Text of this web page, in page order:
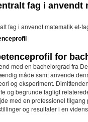
fag i anvendt
fag i anvendt matematik et-
for
med en bachelorgrad fra
måde samt anvende
og eksperiment.
og begrunde fagligt
med en professionel
og resultater i en